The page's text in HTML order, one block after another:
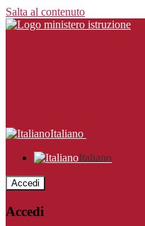
Salta al contenuto
Italiano
Italiano
Accedi
Accedi